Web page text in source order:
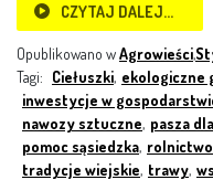
CZYTAJ DALEJ…
Opublikowano wAgrowieści,
Tagi: Ciełuszki, ekologiczne
inwestycje w
nawozy sztuczne, pasza
pomoc sąsiedzka, rolnictwo
tradycje wiejskie, trawy,